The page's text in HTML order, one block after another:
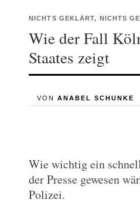
NICHTS GEKLÄRT, NICHTS
Wie der Fall
Staates zeigt
VON ANABEL SCHUNKE
Wie wichtig ein
der Presse gewesen
Polizei.